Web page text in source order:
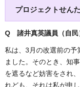
プロジェクトせん
Q 諸井真英議員（自民
私は、3月の改選前の予
ました。そのとき、知
を遮るなど妨害をされ
れども、それは私が申